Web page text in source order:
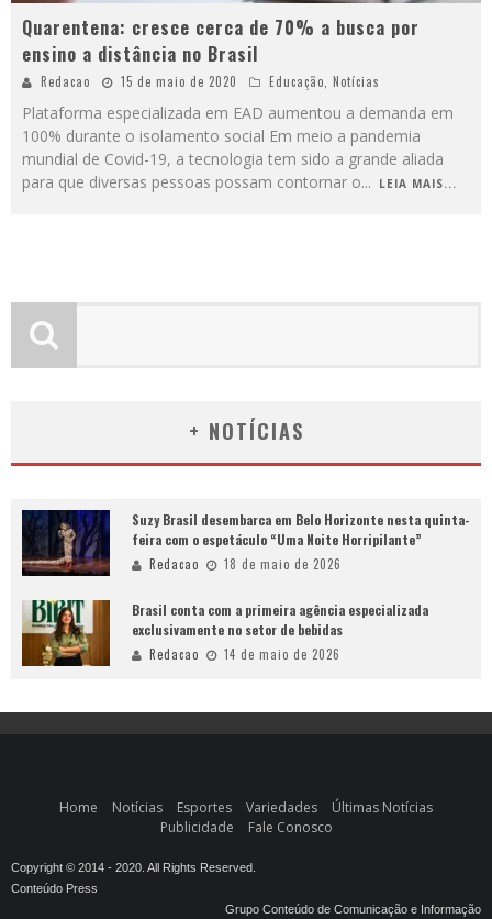
Quarentena: cresce cerca de 70% a busca por
ensino a distância no Brasil
Redacao 15 de maio de 2020 Educação Notícias
Plataforma especializada em EAD aumentou a demanda em
100% durante o isolamento social Em meio a pandemia
mundial de Covid-19, a tecnologia tem sido a grande aliada
para que diversas pessoas possam contornar o... LEIA MAIS...
+ NOTÍCIAS
Suzy Brasil desembarca em Belo Horizonte nesta quinta-
feira com o espetáculo “Uma Noite Horripilante”
Redacao 18 de maio de 2026
Brasil conta com a primeira agência especializada
exclusivamente no setor de bebidas
Redacao 14 de maio de 2026
Home Notícias Esportes Variedades
Últimas Notícias
Publicidade
Fale Conosco
Copyright © 2014 - 2020. All Rights Reserved.
Conteúdo Press
Grupo Conteúdo de Comunicação e Informação